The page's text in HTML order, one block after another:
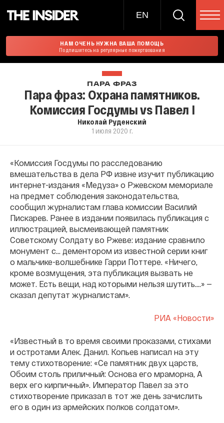
EN
НАМ ОЧЕНЬ НУЖНА ВАША ПОМОЩЬ
Подпишитесь на регулярные пожертвования
ПАРА ФРАЗ
Пара фраз: Охрана памятников.
Комиссия Госдумы vs Павел I
Николай Руденский
1 июля 2020 г.
«Комиссия Госдумы по расследованию
вмешательства в дела РФ извне изучит публикацию
интернет-издания «Медуза» о Ржевском мемориале
на предмет соблюдения законодательства,
сообщил журналистам глава комиссии Василий
Пискарев. Ранее в издании появилась публикация с
иллюстрацией, высмеивающей памятник
Советскому Солдату во Ржеве: издание сравнило
монумент с... дементором из известной серии книг
о мальчике-волшебнике Гарри Поттере. «Ничего,
кроме возмущения, эта публикация вызвать не
может. Есть вещи, над которыми нельзя шутить.…» —
сказал депутат журналистам».
РИА «Новости»
«Известный в то время своими проказами, стихами
и остротами Алек. Данил. Копьев написал на эту
тему стихотворение: «Се памятник двух царств,
Обоим столь приличный: Основа его мраморна, А
верх его кирпичный». Император Павел за это
стихотворение приказал в тот же день зачислить
его в один из армейских полков солдатом».